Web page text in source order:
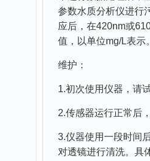
参数水质分析仪进行
应后，在420nm或
值，以单位mg/L表示
维护：
1.初次使用仪器，请
2.传感器运行正常后
3.仪器使用一段时间
对透镜进行清洗。具